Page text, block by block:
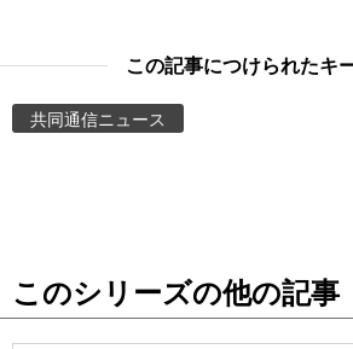
東京
この記事につけられたキ
共同通信ニュース
このシリーズの他の記事